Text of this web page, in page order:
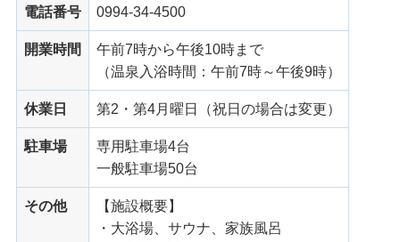
電話番号 0994-34-4500
開業時間
午前7時から午後10時まで
（温泉入浴時間：午前7時～午後9時）
休業日 第2・第4月曜日（祝日の場合は変更）
駐車場
専用駐車場4台
一般駐車場50台
その他
【施設概要】
・大浴場、サウナ、家族風呂